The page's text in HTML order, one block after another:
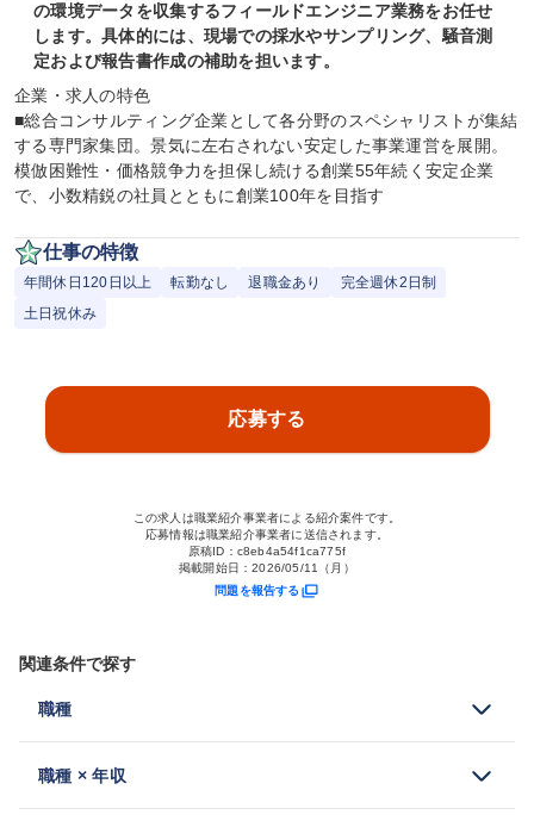
の環境データを収集するフィールドエンジニア業務をお任せ
します。具体的には、現場での採水やサンプリング、騒音測
定および報告書作成の補助を担います。
企業・求人の特色
■総合コンサルティング企業として各分野のスペシャリストが集結
する専門家集団。景気に左右されない安定した事業運営を展開。
模倣困難性・価格競争力を担保し続ける創業55年続く安定企業
で、小数精鋭の社員とともに創業100年を目指す
仕事の特徴
年間休日120日以上 転勤なし 退職金あり
完全週休2日制
土日祝休み
応募する
この求人は職業紹介事業者による紹介案件です。
応募情報は職業紹介事業者に送信されます。
原稿ID： c8eb4a54f1ca775f
掲載開始日：2026/05/11（月）
問題を報告する
関連条件で探す
職種
職種 × 年収